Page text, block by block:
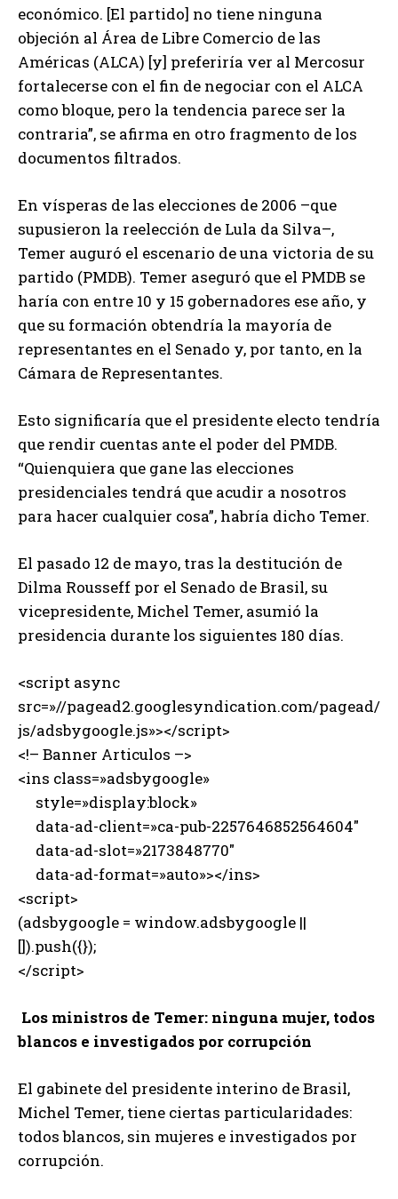
económico. [El partido] no tiene ninguna
objeción al Área de Libre Comercio de las
Américas (ALCA) [y] preferiría ver al Mercosur
fortalecerse con el fin de negociar con el ALCA
como bloque, pero la tendencia parece ser la
contraria”, se afirma en otro fragmento de los
documentos filtrados.
En vísperas de las elecciones de 2006 –que
supusieron la reelección de Lula da Silva–,
Temer auguró el escenario de una victoria de su
partido (PMDB). Temer aseguró que el PMDB se
haría con entre 10 y 15 gobernadores ese año, y
que su formación obtendría la mayoría de
representantes en el Senado y, por tanto, en la
Cámara de Representantes.
Esto significaría que el presidente electo tendría
que rendir cuentas ante el poder del PMDB.
“Quienquiera que gane las elecciones
presidenciales tendrá que acudir a nosotros
para hacer cualquier cosa”, habría dicho Temer.
El pasado 12 de mayo, tras la destitución de
Dilma Rousseff por el Senado de Brasil, su
vicepresidente, Michel Temer, asumió la
presidencia durante los siguientes 180 días.
<script async
src=»//pagead2.googlesyndication.com/pagead/
js/adsbygoogle.js»></script>
<!– Banner Articulos –>
<ins class=»adsbygoogle»
style=»display:block»
data-ad-client=»ca-pub-2257646852564604″
data-ad-slot=»2173848770″
data-ad-format=»auto»></ins>
<script>
(adsbygoogle = window.adsbygoogle ||
[]).push({});
</script>
Los ministros de Temer: ninguna mujer, todos
blancos e investigados por corrupción
El gabinete del presidente interino de Brasil,
Michel Temer, tiene ciertas particularidades:
todos blancos, sin mujeres e investigados por
corrupción.